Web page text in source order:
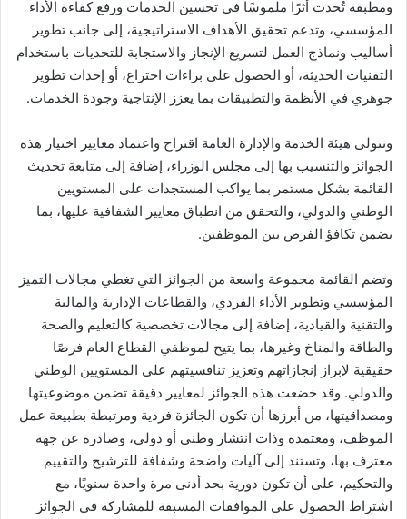
ومطبقة تُحدث أثرًا ملموسًا في تحسين الخدمات ورفع كفاءة الأداء
المؤسسي، وتدعم تحقيق الأهداف الاستراتيجية، إلى جانب تطوير
أساليب ونماذج العمل لتسريع الإنجاز والاستجابة للتحديات باستخدام
التقنيات الحديثة، أو الحصول على براءات اختراع، أو إحداث تطوير
جوهري في الأنظمة والتطبيقات بما يعزز الإنتاجية وجودة الخدمات.
وتتولى هيئة الخدمة والإدارة العامة اقتراح واعتماد معايير اختيار هذه
الجوائز والتنسيب بها إلى مجلس الوزراء، إضافة إلى متابعة تحديث
القائمة بشكل مستمر بما يواكب المستجدات على المستويين
الوطني والدولي، والتحقق من انطباق معايير الشفافية عليها، بما
يضمن تكافؤ الفرص بين الموظفين.
وتضم القائمة مجموعة واسعة من الجوائز التي تغطي مجالات التميز
المؤسسي وتطوير الأداء الفردي، والقطاعات الإدارية والمالية
والتقنية والقيادية، إضافة إلى مجالات تخصصية كالتعليم والصحة
والطاقة والمناخ وغيرها، بما يتيح لموظفي القطاع العام فرصًا
حقيقية لإبراز إنجازاتهم وتعزيز تنافسيتهم على المستويين الوطني
والدولي. وقد خضعت هذه الجوائز لمعايير دقيقة تضمن موضوعيتها
ومصداقيتها، من أبرزها أن تكون الجائزة فردية ومرتبطة بطبيعة عمل
الموظف، ومعتمدة وذات انتشار وطني أو دولي، وصادرة عن جهة
معترف بها، وتستند إلى آليات واضحة وشفافة للترشيح والتقييم
والتحكيم، على أن تكون دورية بحد أدنى مرة واحدة سنويًا، مع
اشتراط الحصول على الموافقات المسبقة للمشاركة في الجوائز